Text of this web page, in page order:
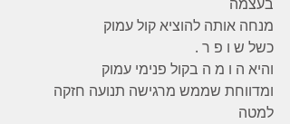
מנחה אותה להוציא קול עמוק
כשל ש ו פ ר .
והיא ה ו מ ה בקול פנימי עמוק
ומדווחת שממש מרגישה תנועה חזקה
למטה